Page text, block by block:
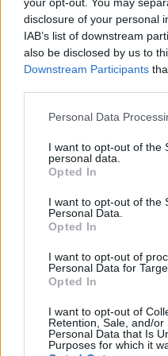
disclosure of your personal
IAB’s list of downstream
also be disclosed by us to
Downstream Participants
Personal Data
I want to opt-out of the
personal data.
Opted In
I want to opt-out of the
Personal Data.
Opted In
I want to opt-out of
Personal Data for
Opted In
I want to opt-out of
Retention, Sale, and/or
Personal Data that Is
Purposes for which it
Manuel
6 Ago 2026
Le 5 sarde
laziali, 4
6 Ago 2026
Coppa
Budoni-